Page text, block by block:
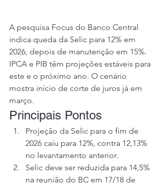
A pesquisa Focus do Banco Central
indica queda da Selic para 12% em
2026, depois de manutenção em 15%.
IPCA e PIB têm projeções estáveis para
este e o próximo ano. O cenário
mostra início de corte de juros já em
março.
Principais Pontos
Projeção da Selic para o fim de
2026 caiu para 12%, contra 12,13%
no levantamento anterior.
Selic deve ser reduzida para 14,5%
na reunião do BC em 17/18 de